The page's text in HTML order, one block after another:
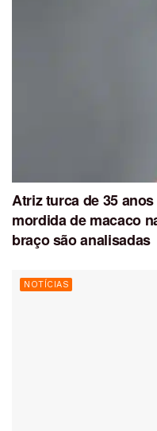
Atriz turca de 35
mordida de macaco
braço são analisadas
NOTÍCIAS